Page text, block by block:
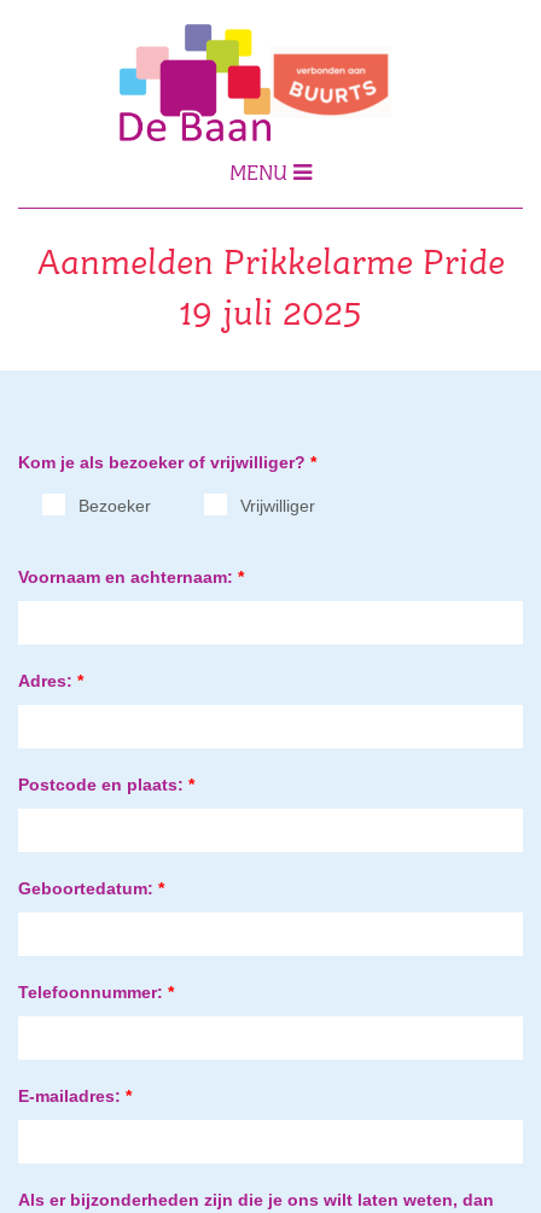
MENU
Aanmelden Prikkelarme Pride
19 juli 2025
Kom je als bezoeker of vrijwilliger? *
Bezoeker Vrijwilliger
Voornaam en achternaam: *
Adres: *
Postcode en plaats: *
Geboortedatum: *
Telefoonnummer: *
E-mailadres: *
Als er bijzonderheden zijn die je ons wilt laten weten, dan